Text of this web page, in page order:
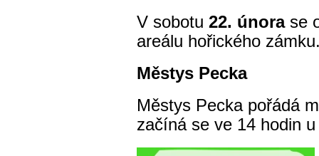
V sobotu 22. února se
areálu hořického
Městys Pecka
Městys Pecka pořádá
začíná se ve 14 hodin